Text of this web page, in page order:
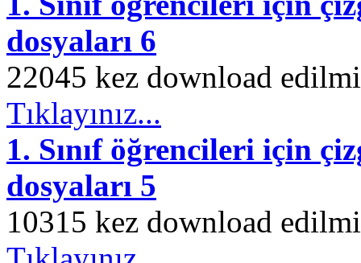
dosyaları 6
22045 kez download
Tıklayınız...
1. Sınıf öğrencileri için
dosyaları 5
10315 kez download